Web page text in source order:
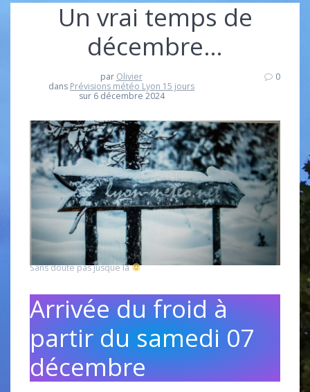
Un vrai temps de
décembre…
par Olivier
dans Prévisions météo Lyon 15 jours
sur 6 décembre 2024
0
Sans doute pas jusque là
Arrivée du froid à
partir du samedi 07
décembre